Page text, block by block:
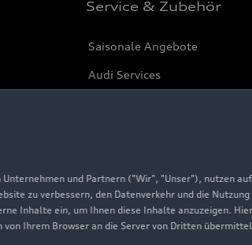
und Partnern ("Wir", "Unser"), nutzen
zu verbessern, den Datenverkehr und die
Inhalte ein, um Ihnen diese Inhalte anzuzeigen.
Ihrem Browser an die Server von Dritten
Service & Zubehör
Saisonale Angebote
Audi Services